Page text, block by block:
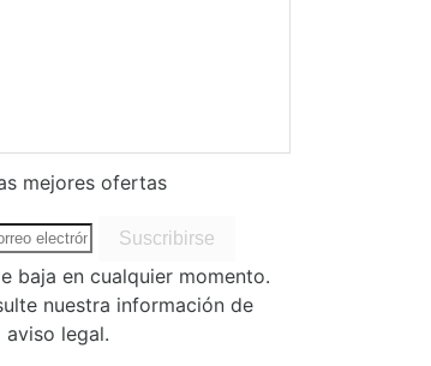
mejores ofertas
baja en cualquier momento.
nuestra información de
legal.